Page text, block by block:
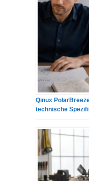
Qinux
technische